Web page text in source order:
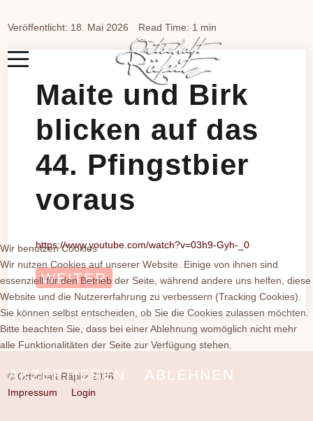
Veröffentlicht: 18. Mai 2026 Read Time: 1 min
Maite und Birk
blicken auf das
44. Pfingstbier
voraus
https://www.youtube.com/watch?v=03h9-Gyh-_0
WEITER
© Ortschaft Räpitz 2026.
Impressum
Login
Wir benutzen Cookies
Wir nutzen Cookies auf unserer Website. Einige von ihnen sind
essenziell für den Betrieb der Seite, während andere uns helfen, diese
Website und die Nutzererfahrung zu verbessern (Tracking Cookies).
Sie können selbst entscheiden, ob Sie die Cookies zulassen möchten.
Bitte beachten Sie, dass bei einer Ablehnung womöglich nicht mehr
alle Funktionalitäten der Seite zur Verfügung stehen.
AKZEPTIEREN ABLEHNEN